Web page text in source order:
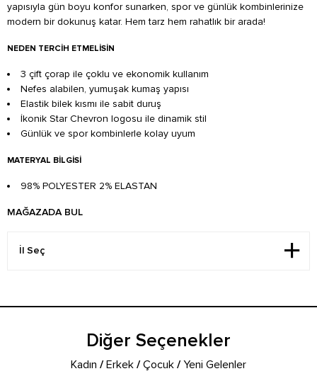
yapısıyla gün boyu konfor sunarken, spor ve günlük kombinlerinize
modern bir dokunuş katar. Hem tarz hem rahatlık bir arada!
NEDEN TERCIH ETMELISIN
3 çift çorap ile çoklu ve ekonomik kullanım
Nefes alabilen, yumuşak kumaş yapısı
Elastik bilek kısmı ile sabit duruş
İkonik Star Chevron logosu ile dinamik stil
Günlük ve spor kombinlerle kolay uyum
MATERYAL BILGISI
98% POLYESTER 2% ELASTAN
MAĞAZADA BUL
Diğer Seçenekler
Kadın /Erkek /Çocuk /Yeni Gelenler